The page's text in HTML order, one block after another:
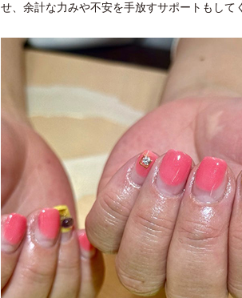
せ、余計な力みや不安を手放すサポートもして